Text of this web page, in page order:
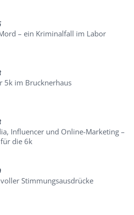
– ein Kriminalfall im Labor
5k im Brucknerhaus
Influencer und Online-Marketing –
die 6k
Stimmungsausdrücke